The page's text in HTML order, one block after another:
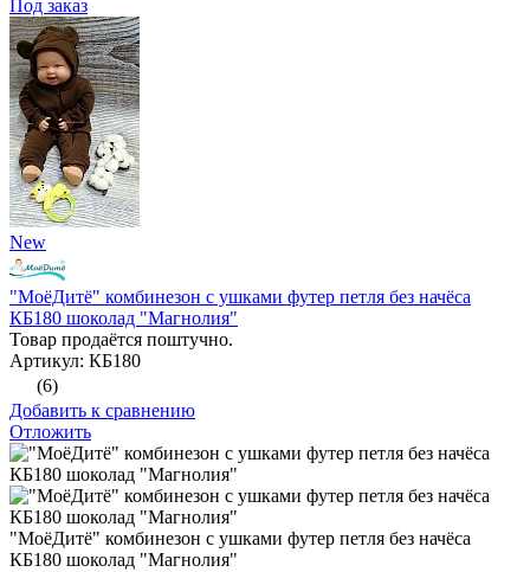
Под заказ
New
"МоёДитё" комбинезон с ушками футер петля без начёса
КБ180 шоколад "Магнолия"
Товар продаётся поштучно.
Артикул: КБ180
(6)
Добавить к сравнению
Отложить
"МоёДитё" комбинезон с ушками футер петля без начёса
КБ180 шоколад "Магнолия"